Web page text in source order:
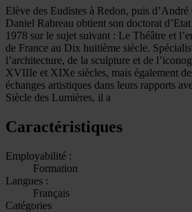
Elève des Eudistes à Redon, puis
Daniel Rabreau obtient son doctorat
1978 sur le sujet suivant : Le Théâtre et
de France au Dix huitième siècle.
l’architecture, de la sculpture et de
XVIIIe et XIXe siècles, mais également
échanges artistiques dans leurs rapports
Siècle des Lumières, il a
Caractéristiques
Employabilité :
Formation
Langues :
Français
Catégories